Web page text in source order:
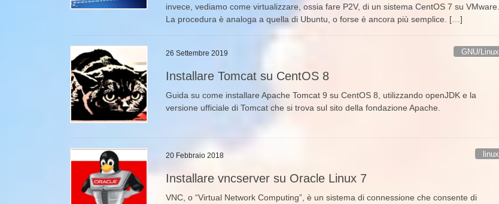
invece, vediamo come virtualizzare, ossia fare P2V, di un sistema CentOS 7 su VMware.
La procedura è analoga a quella di Ubuntu, o forse è ancora più semplice. […]
26 Settembre 2019 GNU/Linux
Installare Tomcat su CentOS 8
Guida su come installare Apache Tomcat 9 su CentOS 8, utilizzando openJDK e la
versione ufficiale di Tomcat che si trova sul sito della fondazione Apache.
20 Febbraio 2018 linux
Installare vncserver su Oracle Linux 7
VNC, o “Virtual Network Computing”, è un sistema di connessione che consente di